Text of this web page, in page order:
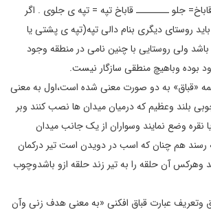
جلو ــــــــ قاباخ تپه = تپه ی جلوی . اگر
روستای دیگری بنام دالی تپه(تپه ی پشتی یا
ولی روستایی با چنین نامی در منطقه وجود
بوده وباهیچ منطقی سازگار نیست.
«قباق» به دو صورت معنی شده است،اول به معنی
بلند وعظیم که درمیان میدان ها نصب کنند وبر
نقره وضع نمایند وسواران از یک جانب میدان
رسند هم چنان که اسب در دویدن است تیر درکمان
وهرکس آن حلقه را به تیر زند حلقه ازو باشدوچوب
وتعریف عبارت قباق افکنی «به معنی هدف زنی وآن